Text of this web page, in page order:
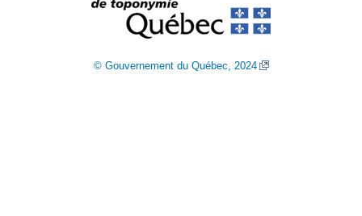
© Gouvernement du Québec, 2024